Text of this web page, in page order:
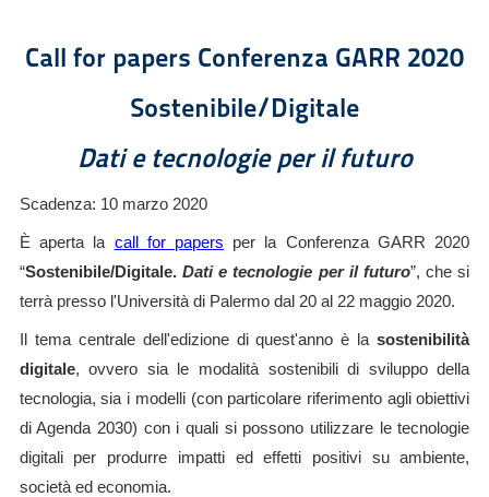
Call for papers Conferenza GARR 2020
Sostenibile/Digitale
Dati e tecnologie per il futuro
Scadenza: 10 marzo 2020
È aperta la call for papers per la Conferenza GARR 2020
“Sostenibile/Digitale. Dati e tecnologie per il futuro”, che si
terrà presso l'Università di Palermo dal 20 al 22 maggio 2020.
Il tema centrale dell'edizione di quest'anno è lasostenibilità
digitale, ovvero sia le modalità sostenibili di sviluppo della
tecnologia, sia i modelli (con particolare riferimento agli obiettivi
di Agenda 2030) con i quali si possono utilizzare le tecnologie
digitali per produrre impatti ed effetti positivi su ambiente,
società ed economia.